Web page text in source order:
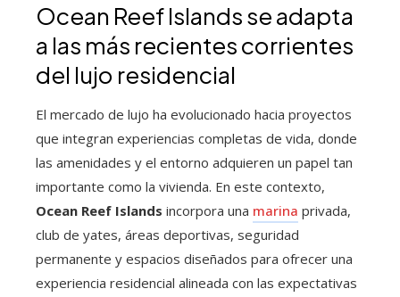
Ocean Reef Islands se adapta
a las más recientes corrientes
del lujo residencial
El mercado de lujo ha evolucionado hacia proyectos
que integran experiencias completas de vida, donde
las amenidades y el entorno adquieren un papel tan
importante como la vivienda. En este contexto,
Ocean Reef Islands incorpora una marina privada,
club de yates, áreas deportivas, seguridad
permanente y espacios diseñados para ofrecer una
experiencia residencial alineada con las expectativas